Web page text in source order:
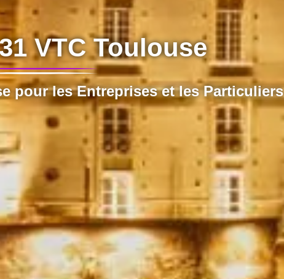
VTC Toulouse
pour les Entreprises et les Particuliers